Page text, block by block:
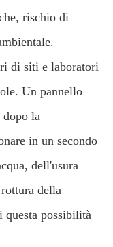
rischio di
di siti e laboratori
Un pannello
dopo la
in un secondo
dell'usura
della
questa possibilità